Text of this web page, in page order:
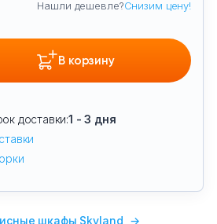
Нашли дешевле?Снизим цену!
В корзину
доставки:1 - 3 дня
шкафы Skyland →